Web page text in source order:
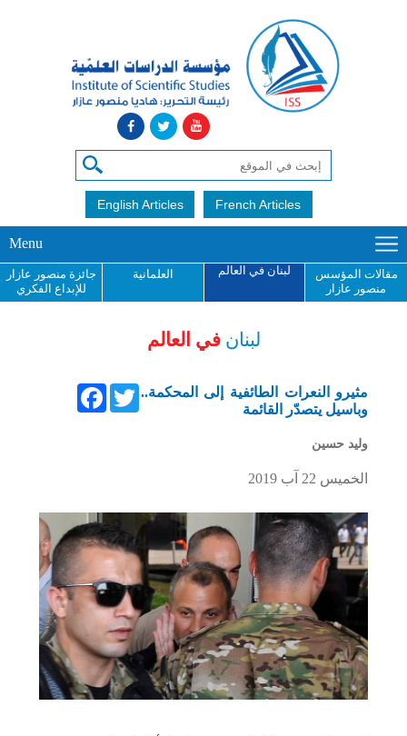
English Articles French Articles
Menu
مقالات المؤسس
منصور عازار
لبنان في العالم العلمانية
جائزة منصور عازار
للإبداع الفكري
لبنان في العالم
FacebookTwitterمثيرو النعرات الطائفية إلى المحكمة..
وباسيل يتصدّر القائمة
وليد حسين
الخميس 22 آب 2019